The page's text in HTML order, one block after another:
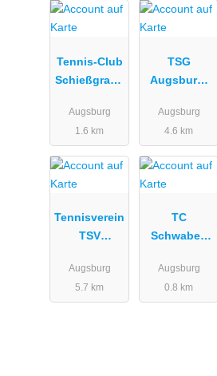
Tennis-Club
Schießgrabe
e.V.
Augsburg
1.6 km
TSG
Augsburg-
1889 e.V.
Tennisplatz
Augsburg
4.6 km
Tennisverein
TSV
Augsburg
5.7 km
TC
Schwaben
e.V.
Augsburg
0.8 km